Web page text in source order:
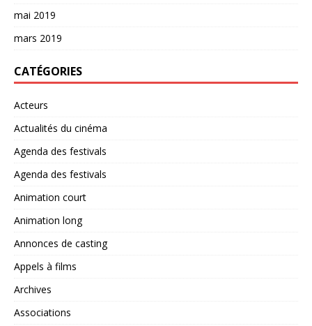
mai 2019
mars 2019
CATÉGORIES
Acteurs
Actualités du cinéma
Agenda des festivals
Agenda des festivals
Animation court
Animation long
Annonces de casting
Appels à films
Archives
Associations